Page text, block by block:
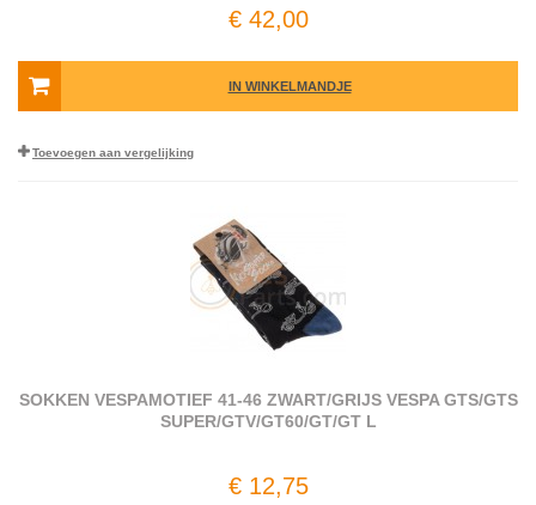
€ 42,00
IN WINKELMANDJE
Toevoegen aan vergelijking
SOKKEN VESPAMOTIEF 41-46 ZWART/GRIJS VESPA GTS/GTS
SUPER/GTV/GT60/GT/GT L
€ 12,75